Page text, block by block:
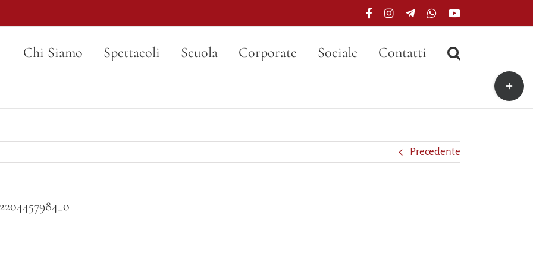
FacebookInstagramTelegramWhatsAppYouTube
Chi Siamo Spettacoli Scuola Corporate Sociale Contatti
Precedente
Toggle
area
barra